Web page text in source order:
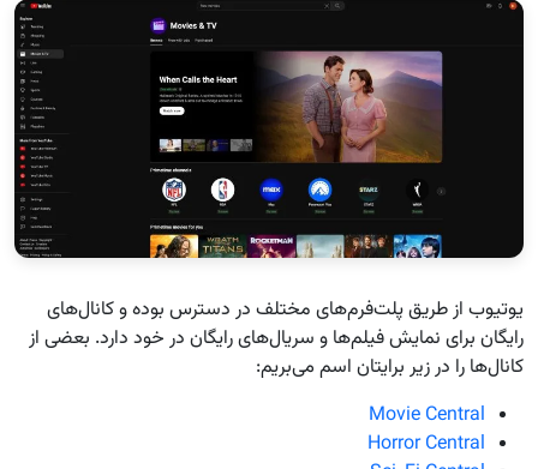
یوتیوب از طریق پلت‌فرم‌های مختلف در دسترس بوده و کانال‌های
رایگان برای نمایش فیلم‌ها و سریال‌های رایگان در خود دارد. بعضی از
کانال‌ها را در زیر برایتان اسم می‌بریم:
Movie Central
Horror Central